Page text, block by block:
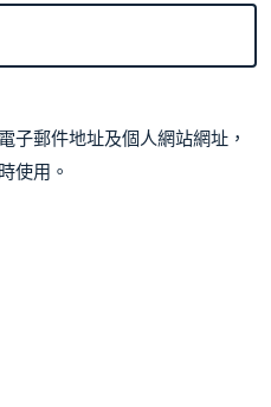
子郵件地址及個人網站網址，
使用。